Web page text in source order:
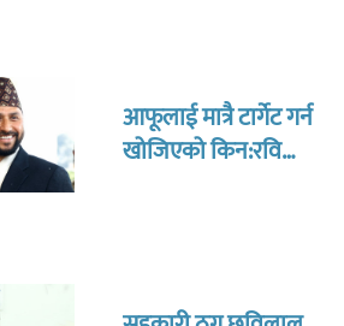
आफूलाई मात्रै टार्गेट गर्न
खोजिएको किन:रवि